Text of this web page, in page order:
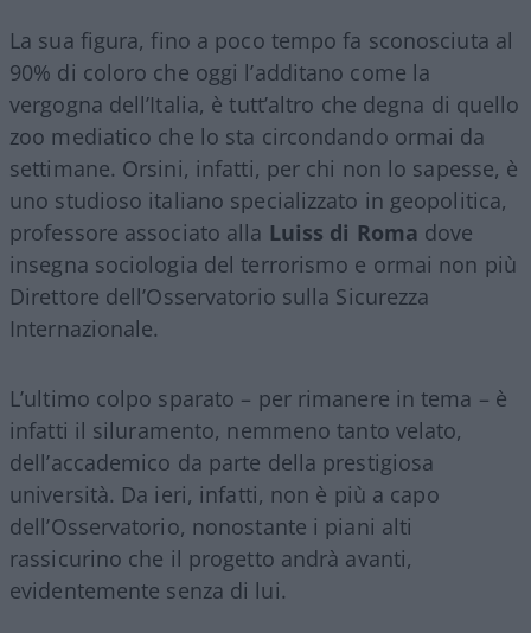
La sua figura, fino a poco tempo fa sconosciuta al
90% di coloro che oggi l’additano come la
vergogna dell’Italia, è tutt’altro che degna di quello
zoo mediatico che lo sta circondando ormai da
settimane. Orsini, infatti, per chi non lo sapesse, è
uno studioso italiano specializzato in geopolitica,
professore associato alla Luiss di Roma dove
insegna sociologia del terrorismo e ormai non più
Direttore dell’Osservatorio sulla Sicurezza
Internazionale.
L’ultimo colpo sparato – per rimanere in tema – è
infatti il siluramento, nemmeno tanto velato,
dell’accademico da parte della prestigiosa
università. Da ieri, infatti, non è più a capo
dell’Osservatorio, nonostante i piani alti
rassicurino che il progetto andrà avanti,
evidentemente senza di lui.